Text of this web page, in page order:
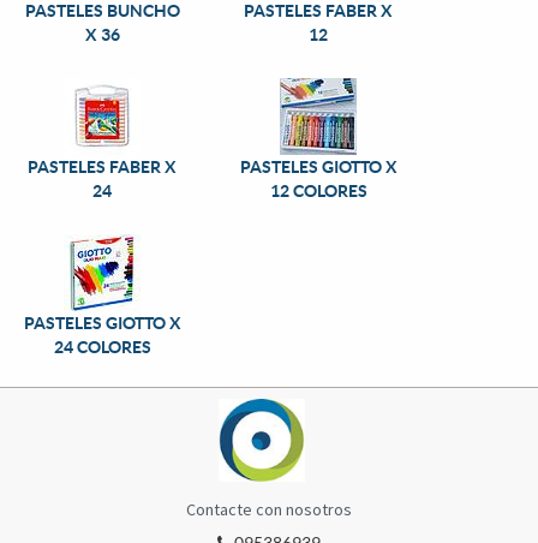
PASTELES BUNCHO
X 36
PASTELES FABER X
12
PASTELES FABER X
24
PASTELES GIOTTO X
12 COLORES
PASTELES GIOTTO X
24 COLORES
Contacte con nosotros